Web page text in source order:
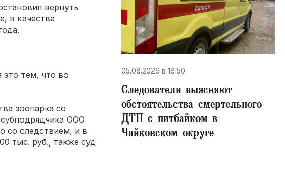
вернуть
в качестве
это тем, что во
зоопарка со
ООО
со следствием, и в
тыс. руб., также суд
05.08.2026 в 18:50
Следователи выясняют
обстоятельства смертельного
ДТП с питбайком в
Чайковском округе